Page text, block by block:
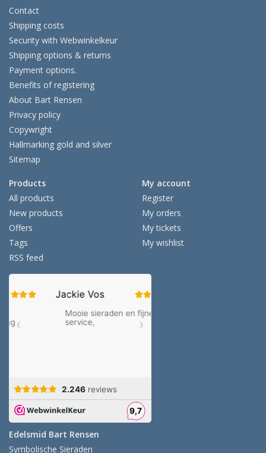
Contact
Shipping costs
Security with Webwinkelkeur
Shipping options & returns
Payment options.
Benefits of registering
About Bart Rensen
Privacy policy
Copywright
Hallmarking gold and silver
Sitemap
Products
All products
New products
Offers
Tags
RSS feed
My account
Register
My orders
My tickets
My wishlist
Edelsmid Bart Rensen
Symbolische Sieraden